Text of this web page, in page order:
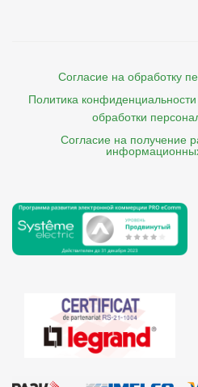
Согласие на обработку
Политика конфиденциальности
обработки
Согласие на получение